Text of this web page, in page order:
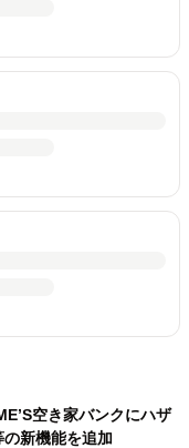
空き家バンクにハザ
の新機能を追加